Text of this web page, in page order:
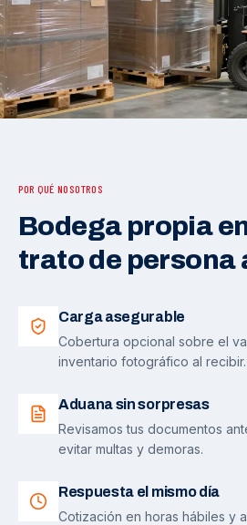
POR QUÉ NOSOTROS
Bodega propia
trato de persona
Carga asegurable
Cobertura opcional sobre el
inventario fotográfico al recibir.
Aduana sin sorpresas
Revisamos tus documentos
evitar multas y demoras.
Respuesta el mismo día
Cotización en horas hábiles y